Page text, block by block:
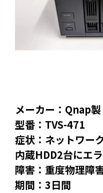
メーカー：Qnap製
型番：TVS-471
症状：ネットワー
内蔵HDD2台にエ
障害：重度物理障
期間：3日間